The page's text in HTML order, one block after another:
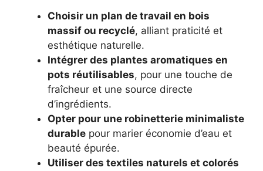
Choisir un plan de travail en bois
massif ou recyclé, alliant praticité et
esthétique naturelle.
Intégrer des plantes aromatiques en
pots réutilisables, pour une touche de
fraîcheur et une source directe
d’ingrédients.
Opter pour une robinetterie minimaliste
durable pour marier économie d’eau et
beauté épurée.
Utiliser des textiles naturels et colorés